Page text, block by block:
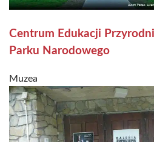
Centrum Edukacji
Parku Narodowego
Muzea